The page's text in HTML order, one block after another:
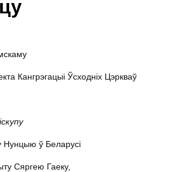
Кангрэгацыі Ўсходніх Цэркваў
Нунцыю ў Беларусі
Сяргею Гаеку,